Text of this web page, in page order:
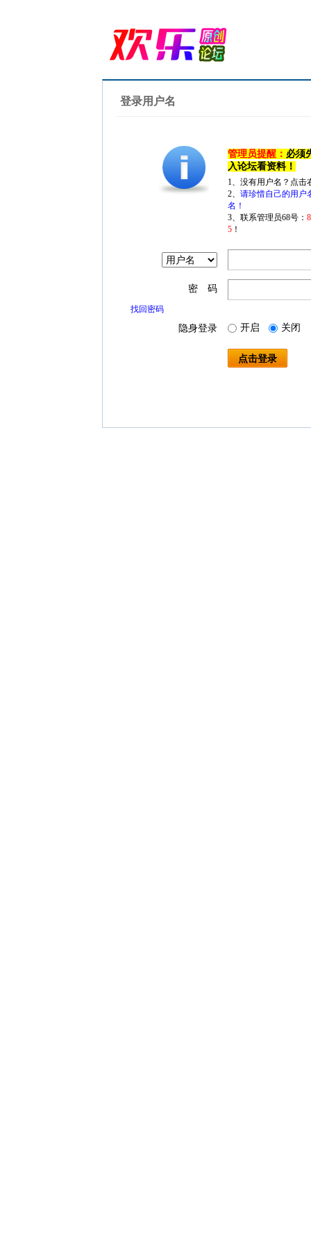
登录用户名
管理员提醒： 必须
入论坛看资料！
1、没有用户名？点
2、 请珍惜自己的用户
名！
3、联系管理员68号：
5 ！
密 码
找回密码
隐身登录 开启 关闭
点击登录